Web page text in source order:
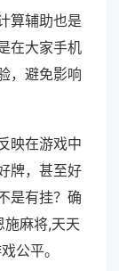
算辅助也是
在大家手机
，避免影响
映在游戏中
牌，甚至好
是有挂？确
麻将,天天
公平。